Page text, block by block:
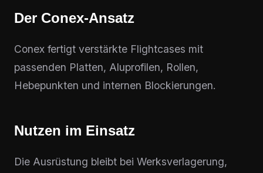
Der Conex-Ansatz
Conex fertigt verstärkte Flightcases mit
passenden Platten, Aluprofilen, Rollen,
Hebepunkten und internen Blockierungen.
Nutzen im Einsatz
Die Ausrüstung bleibt bei Werksverlagerung,